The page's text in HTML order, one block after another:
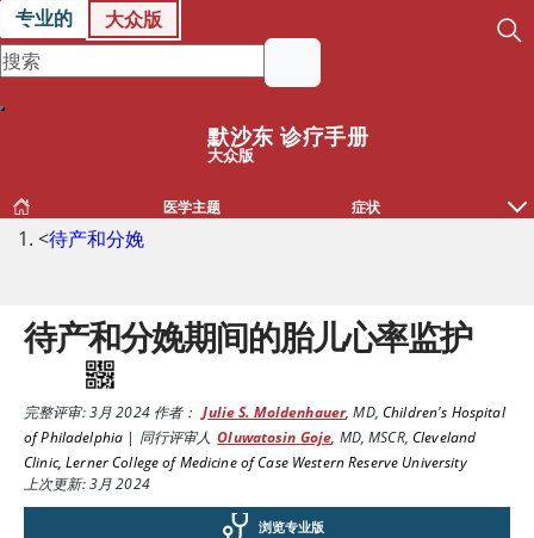
专业的 大众版
默沙东 诊疗手册
大众版
医学主题 症状
<待产和分娩
待产和分娩期间的胎儿心率监护
完整评审:3月 2024作者： Julie S. Moldenhauer,MD,Children's Hospital
of Philadelphia | 同行评审人 Oluwatosin Goje, MD, MSCR,Cleveland
Clinic, Lerner College of Medicine of Case Western Reserve University
上次更新: 3月 2024
浏览专业版